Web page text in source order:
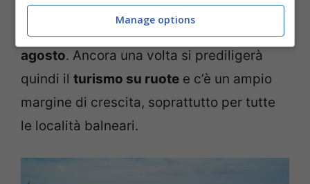
netta risalita è quello delleprenotazioni
domesticheproprio per i mesi diluglioed
agosto. Ancora una volta si prediligerà
quindi il turismo su ruote e c’è un ampio
margine di crescita, soprattutto per tutte
le località balneari.
Manage options